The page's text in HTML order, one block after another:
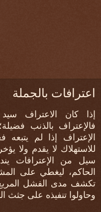
اعترافات بالجملة
إذا كان الاعتراف
فالإعتراف بالذنب
الإعتراف إذا لم
للاستهلاك لا يقدم ولا
سيل من الإعترافات
الحاكم، ليغطي على
تكشف مدى الفشل
وحاولوا تنفيذه على جثث